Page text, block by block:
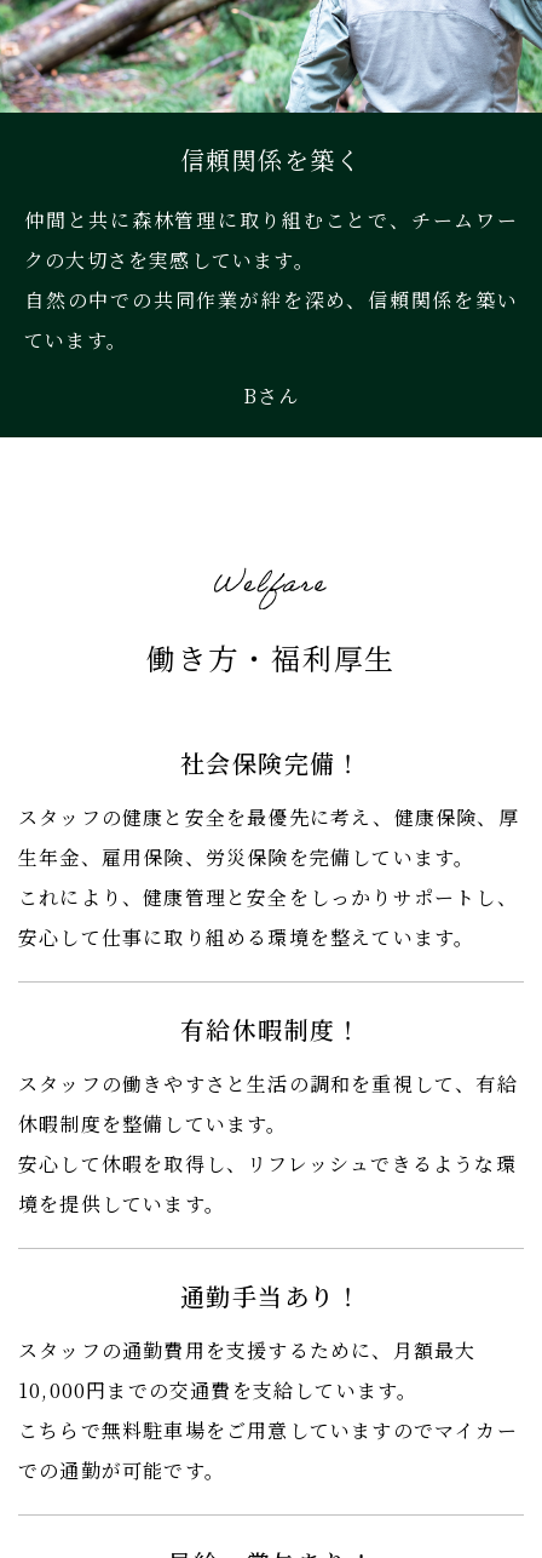
信頼関係を築く
仲間と共に森林管理に取り組むことで、チームワー
クの大切さを実感しています。
自然の中での共同作業が絆を深め、信頼関係を築い
ています。
Bさん
働き方・福利厚生
社会保険完備！
スタッフの健康と安全を最優先に考え、健康保険、厚
生年金、雇用保険、労災保険を完備しています。
これにより、健康管理と安全をしっかりサポートし、
安心して仕事に取り組める環境を整えています。
有給休暇制度！
スタッフの働きやすさと生活の調和を重視して、有給
休暇制度を整備しています。
安心して休暇を取得し、リフレッシュできるような環
境を提供しています。
通勤手当あり！
スタッフの通勤費用を支援するために、月額最大
10,000円までの交通費を支給しています。
こちらで無料駐車場をご用意していますのでマイカー
での通勤が可能です。